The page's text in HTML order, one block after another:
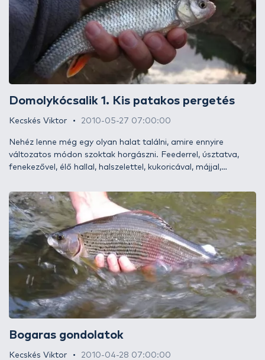
Domolykócsalik 1. Kis patakos pergetés
Kecskés Viktor 2010-05-27 07:00:00
Nehéz lenne még egy olyan halat találni, amire ennyire
változatos módon szoktak horgászni. Feederrel, úsztatva,
fenekezővel, élő hallal, halszelettel, kukoricával, májjal,
tücsökkel-bogárral, pergetve és legyezve… sorolhatnám estig,
mivel fogható. Élettere a kis csatornáktól egészen a nagy
folyókig, tengerszinttől a hegyi patakok pisztráng szinttájáig
terjed. Tavakban is gyakran megtalálható, mégsem
számolunk vele komolyan - mi sem bizonyítja ezt jobban, mint
hogy itt sincs domolykó pergetős alrovat. Szerencsére egyre
többen kezdik felfedezni a domolykóban rejlő lehetőségeket
és egyre népszerűbb lesz, nemcsak a legyezőhorgászok, de a
könnyűpergetők körében is.
Bogaras gondolatok
Kecskés Viktor 2010-04-28 07:00:00